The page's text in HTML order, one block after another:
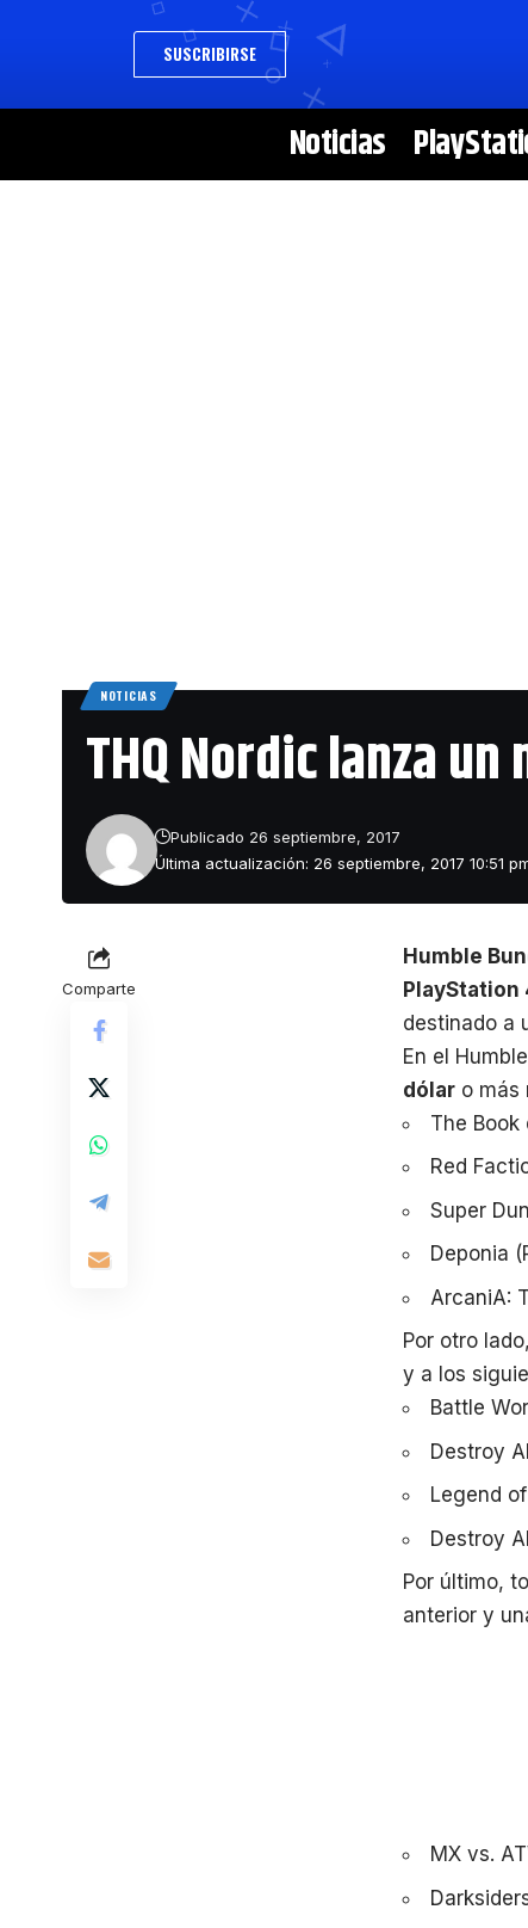
SUSCRIBIRSE
Noticias
NOTICIAS
THQ Nordic lanza
Última actualización: 26 septiembre, 2017 10:51
Publicado 26 septiembre, 2017
Comparte
Humble
PlayStation
destinado a
En el Humble
dólar o más
The Book
Red
Super
Deponia
ArcaniA:
Por otro
y a los
Battle
Destroy
Legend
Destroy
Por último,
anterior y
MX vs.